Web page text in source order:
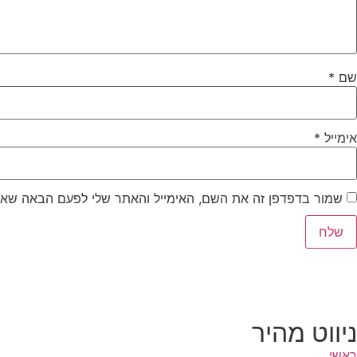
שם *
אימייל *
שמור בדפדפן זה את השם, האימייל והאתר שלי לפעם הבאה
ניווט מהיר